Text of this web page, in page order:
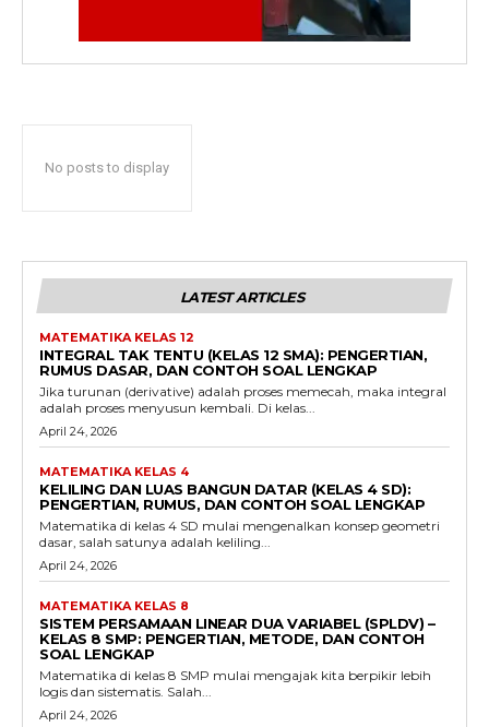
No posts to display
LATEST ARTICLES
MATEMATIKA KELAS 12
INTEGRAL TAK TENTU (KELAS 12 SMA): PENGERTIAN,
RUMUS DASAR, DAN CONTOH SOAL LENGKAP
Jika turunan (derivative) adalah proses memecah, maka integral
adalah proses menyusun kembali. Di kelas...
April 24, 2026
MATEMATIKA KELAS 4
KELILING DAN LUAS BANGUN DATAR (KELAS 4 SD):
PENGERTIAN, RUMUS, DAN CONTOH SOAL LENGKAP
Matematika di kelas 4 SD mulai mengenalkan konsep geometri
dasar, salah satunya adalah keliling...
April 24, 2026
MATEMATIKA KELAS 8
SISTEM PERSAMAAN LINEAR DUA VARIABEL (SPLDV) –
KELAS 8 SMP: PENGERTIAN, METODE, DAN CONTOH
SOAL LENGKAP
Matematika di kelas 8 SMP mulai mengajak kita berpikir lebih
logis dan sistematis. Salah...
April 24, 2026